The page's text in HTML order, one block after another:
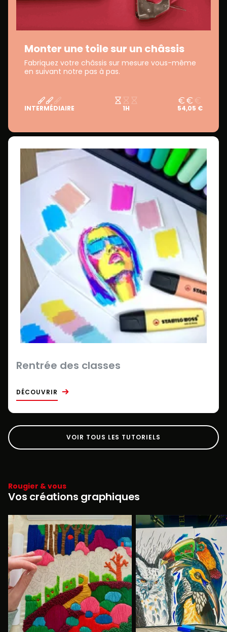
Monter une toile sur un châssis
Fabriquez votre châssis sur mesure vous-même
en suivant notre pas à pas.
INTERMÉDIAIRE 1H 54,05 €
Rentrée des classes
DÉCOUVRIR
VOIR TOUS LES TUTORIELS
Rougier & vous
Vos créations graphiques